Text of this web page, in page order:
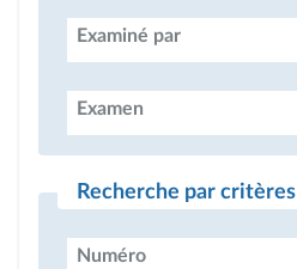
Examiné par
Examen
Recherche par critères
Numéro